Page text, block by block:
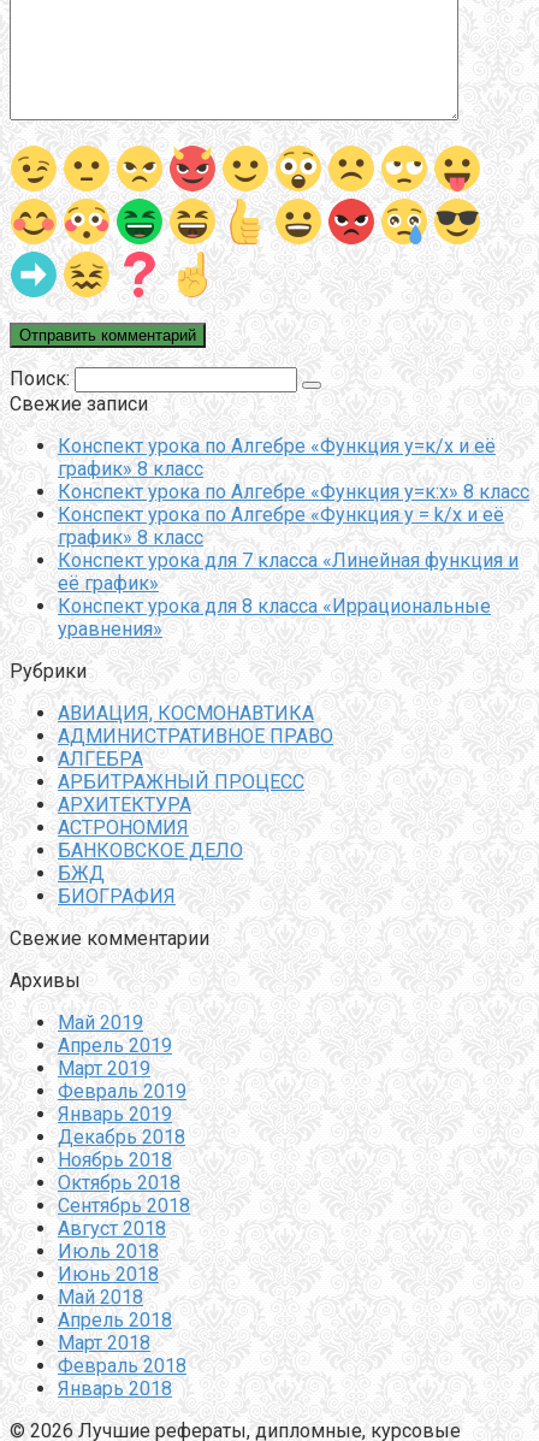
Поиск:
Свежие записи
Конспект урока по Алгебре «Функция у=к/х и её
график» 8 класс
Конспект урока по Алгебре «Функция у=к:х» 8 класс
Конспект урока по Алгебре «Функция y = k/x и её
график» 8 класс
Конспект урока для 7 класса «Линейная функция и
её график»
Конспект урока для 8 класса «Иррациональные
уравнения»
Рубрики
АВИАЦИЯ, КОСМОНАВТИКА
АДМИНИСТРАТИВНОЕ ПРАВО
АЛГЕБРА
АРБИТРАЖНЫЙ ПРОЦЕСС
АРХИТЕКТУРА
АСТРОНОМИЯ
БАНКОВСКОЕ ДЕЛО
БЖД
БИОГРАФИЯ
Свежие комментарии
Архивы
Май 2019
Апрель 2019
Март 2019
Февраль 2019
Январь 2019
Декабрь 2018
Ноябрь 2018
Октябрь 2018
Сентябрь 2018
Август 2018
Июль 2018
Июнь 2018
Май 2018
Апрель 2018
Март 2018
Февраль 2018
Январь 2018
© 2026 Лучшие рефераты, дипломные, курсовые